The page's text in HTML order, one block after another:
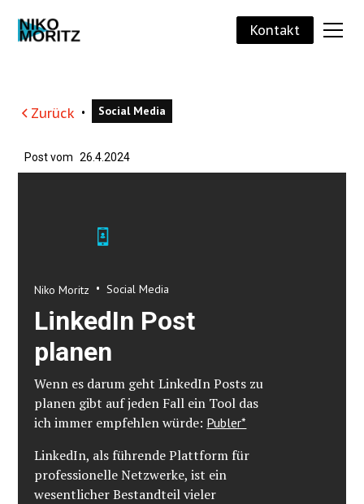
Kontakt
Zurück • Social Media
Post vom 26.4.2024
Niko Moritz • Social Media
LinkedIn Post
planen
W enn es darum geht LinkedIn Posts zu
planen gibt auf jeden Fall ein Tool das
ich immer empfehlen würde: Publer*
LinkedIn, als führende Plattform für
professionelle Netzwerke, ist ein
wesentlicher Bestandteil vieler